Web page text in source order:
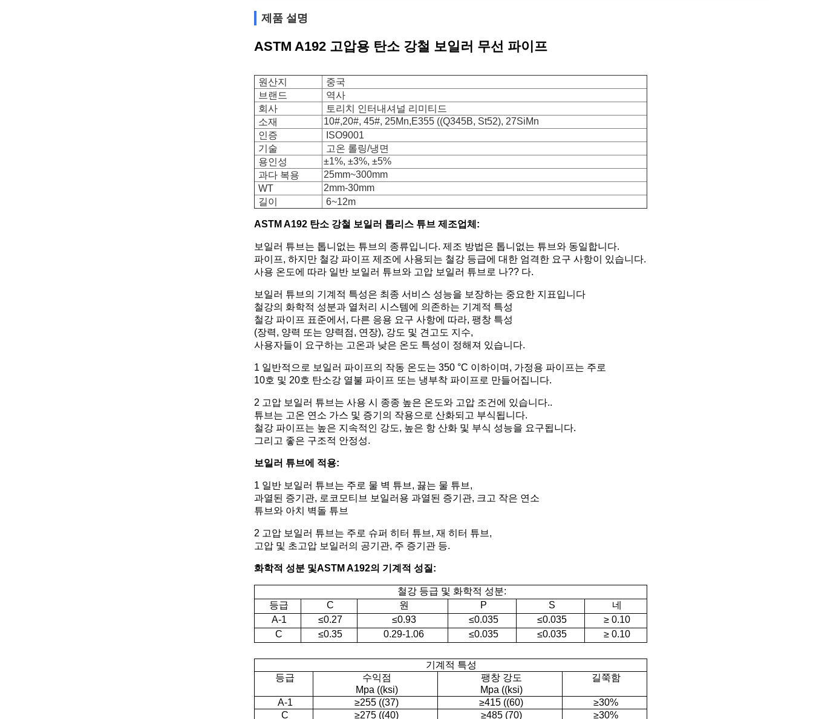
제품 설명
ASTM A192 고압용 탄소 강철 보일러 무선 파이프
원산지
중국
브랜드
역사
회사
토리치 인터내셔널 리미티드
소재
10#,20#, 45#, 25Mn,E355 ((Q345B, St52), 27SiMn
인증
ISO9001
기술
고온 롤링/냉면
용인성
±1%, ±3%, ±5%
과다 복용
25mm~300mm
WT
2mm-30mm
길이
6~12m
ASTM A192 탄소 강철 보일러 톱리스 튜브 제조업체:
보일러 튜브는 톱니없는 튜브의 종류입니다. 제조 방법은 톱니없는 튜브와 동일합니다.
파이프, 하지만 철강 파이프 제조에 사용되는 철강 등급에 대한 엄격한 요구 사항이 있습니다.
사용 온도에 따라 일반 보일러 튜브와 고압 보일러 튜브로 나?? 다.
보일러 튜브의 기계적 특성은 최종 서비스 성능을 보장하는 중요한 지표입니다
철강의 화학적 성분과 열처리 시스템에 의존하는 기계적 특성
철강 파이프 표준에서, 다른 응용 요구 사항에 따라, 팽창 특성
(장력, 양력 또는 양력점, 연장), 강도 및 견고도 지수,
사용자들이 요구하는 고온과 낮은 온도 특성이 정해져 있습니다.
1 일반적으로 보일러 파이프의 작동 온도는 350 °C 이하이며, 가정용 파이프는 주로
10호 및 20호 탄소강 열불 파이프 또는 냉부착 파이프로 만들어집니다.
2 고압 보일러 튜브는 사용 시 종종 높은 온도와 고압 조건에 있습니다..
튜브는 고온 연소 가스 및 증기의 작용으로 산화되고 부식됩니다.
철강 파이프는 높은 지속적인 강도, 높은 항 산화 및 부식 성능을 요구됩니다.
그리고 좋은 구조적 안정성.
보일러 튜브에 적용:
1 일반 보일러 튜브는 주로 물 벽 튜브, 끓는 물 튜브,
과열된 증기관, 로코모티브 보일러용 과열된 증기관, 크고 작은 연소
튜브와 아치 벽돌 튜브
2 고압 보일러 튜브는 주로 슈퍼 히터 튜브, 재 히터 튜브,
고압 및 초고압 보일러의 공기관, 주 증기관 등.
화학적 성분 및ASTM A192의 기계적 성질:
철강 등급 및 화학적 성분:
등급
C 원 P S
네
A-1
≤0.27 ≤0.93 ≤0.035 ≤0.035
≥ 0.10
C
≤0.35 0.29-1.06 ≤0.035 ≤0.035 ≥ 0.10
기계적 특성
등급
수익점
Mpa ((ksi)
팽창 강도
Mpa ((ksi)
길쭉함
A-1 ≥255 ((37) ≥415 ((60)
≥30%
C
≥275 ((40) ≥485 (70) ≥30%